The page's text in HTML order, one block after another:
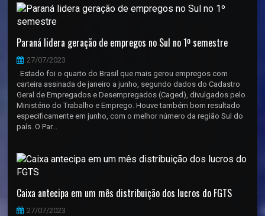
Paraná lidera geração de empregos no Sul no 1º semestre
27/07/2023
Estado foi o quarto do Brasil que mais gerou empregos com
carteira assinada de janeiro a junho, segundo dados do Cadastro
Geral de Empregados e Desempregados (Caged), divulgados pelo
Ministério do Trabalho e Emprego. Houve também bom resultado
especificamente em junho, com o melhor número da região Sul do
país. O Par...
Caixa antecipa em um mês distribuição dos lucros do FGTS
27/07/2023